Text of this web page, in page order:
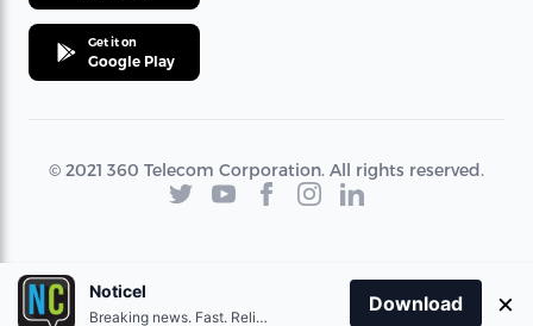
Get it on
Google Play
© 2021 360 Telecom Corporation. All rights reserved.
Noticel
Breaking news. Fast. Reliable.
Download ×